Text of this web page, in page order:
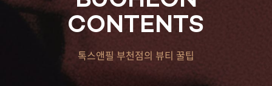
CONTENTS
톡스앤필 부천점의 뷰티 꿀팁